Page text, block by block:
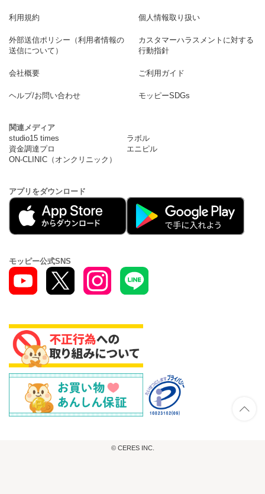
利用規約 個人情報取り扱い
外部送信ポリシー（利用者情報の
送信について）
カスタマーハラスメントに対する
行動指針
会社概要 ご利用ガイド
ヘルプ/お問い合わせ モッピーSDGs
関連メディア
studio15 times
ラボル
資金調達プロ
エニピル
ON-CLINIC（オンクリニック）
アプリをダウンロード
モッピー公式SNS
© CERES INC.